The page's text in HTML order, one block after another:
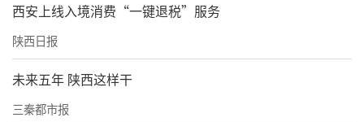
西安上线入境消费“一键退税”服务
陕西日报
未来五年 陕西这样干
三秦都市报